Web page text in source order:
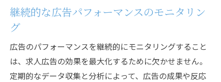
継続的な広告パフォーマンスのモニタリン
グ
広告のパフォーマンスを継続的にモニタリングすること
は、求人広告の効果を最大化するために欠かせません。
定期的なデータ収集と分析によって、広告の成果や反応